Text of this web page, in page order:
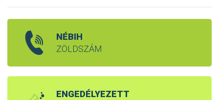
NÉBIH
ZÖLDSZÁM
ENGEDÉLYEZETT